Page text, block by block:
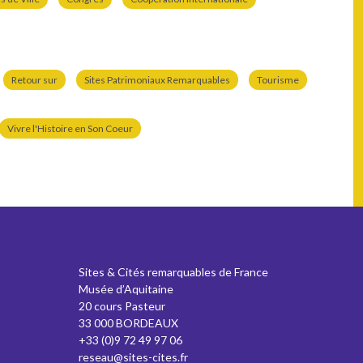
Retour sur Sites Patrimoniaux Remarquables Tourisme
Vivre l'Histoire en Son Coeur
Sites & Cités remarquables de France
Musée d’Aquitaine
20 cours Pasteur
33 000 BORDEAUX
+33 (0)9 72 49 97 06
reseau@sites-cites.fr